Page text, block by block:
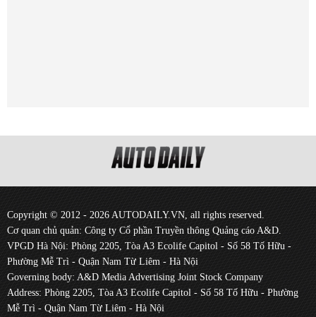
Copyright © 2012 - 2026 AUTODAILY.VN, all rights reserved.
Cơ quan chủ quản: Công ty Cổ phần Truyền thông Quảng cáo A&D.
VPGD Hà Nội: Phòng 2205, Tòa A3 Ecolife Capitol - Số 58 Tố Hữu -
Phường Mễ Trì - Quận Nam Từ Liêm - Hà Nội
Governing body: A&D Media Advertising Joint Stock Company
Address: Phòng 2205, Tòa A3 Ecolife Capitol - Số 58 Tố Hữu - Phường
Mễ Trì - Quận Nam Từ Liêm - Hà Nội